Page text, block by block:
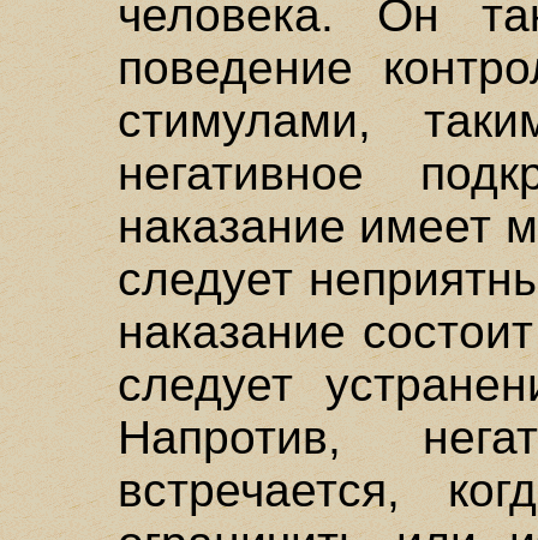
человека. Он
поведение
стимулами,
негативное
наказание имеет
следует
наказание
следует
Напротив,
встречается,